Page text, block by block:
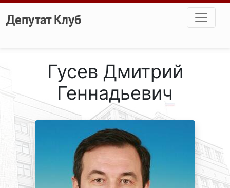
Перейти к основному содержанию
Депутат Клуб
Гусев Дмитрий
Геннадьевич